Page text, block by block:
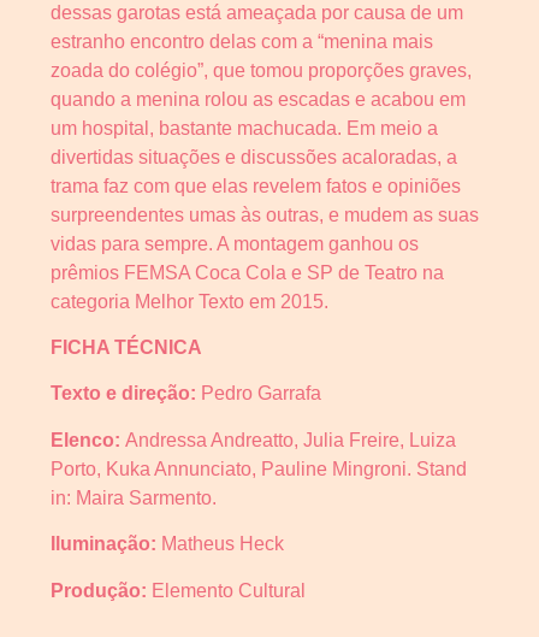
dessas garotas está ameaçada por causa de um
estranho encontro delas com a “menina mais
zoada do colégio”, que tomou proporções graves,
quando a menina rolou as escadas e acabou em
um hospital, bastante machucada. Em meio a
divertidas situações e discussões acaloradas, a
trama faz com que elas revelem fatos e opiniões
surpreendentes umas às outras, e mudem as suas
vidas para sempre. A montagem ganhou os
prêmios FEMSA Coca Cola e SP de Teatro na
categoria Melhor Texto em 2015.
FICHA TÉCNICA
Texto e direção: Pedro Garrafa
Elenco: Andressa Andreatto, Julia Freire, Luiza
Porto, Kuka Annunciato, Pauline Mingroni. Stand
in: Maira Sarmento.
Iluminação: Matheus Heck
Produção: Elemento Cultural